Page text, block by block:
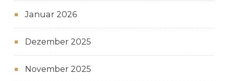
Januar 2026
Dezember 2025
November 2025